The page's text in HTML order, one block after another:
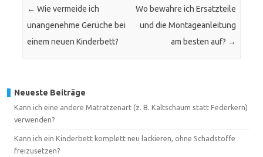
← Wie vermeide ich
unangenehme Gerüche bei
einem neuen Kinderbett?
Wo bewahre ich Ersatzteile
und die Montageanleitung
am besten auf? →
Neueste Beiträge
Kann ich eine andere Matratzenart (z. B. Kaltschaum statt Federkern)
verwenden?
Kann ich ein Kinderbett komplett neu lackieren, ohne Schadstoffe
freizusetzen?